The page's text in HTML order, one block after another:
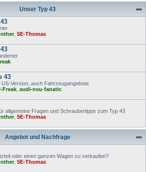
Unser Typ 43
, 5E-Thomas
43
US-Version, auch Fahrzeugangebote
Freak audi-nsu-fanatic
allgemeine Fragen und Schraubertipps zum Typ 43
, 5E-Thomas
Angebot und Nachfrage
oder einen ganzen Wagen zu verkaufen?
, 5E-Thomas